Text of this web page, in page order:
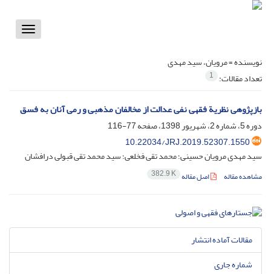
Toggle
نویسنده =مرویان، سید مهدی
تعداد مقالات: 1
بازپژوهی نظریة فقهی نفی عدالت از مخالفان مذهبی و رمی آنان به فسق
دوره 5، شماره 2، شهریور 1398، صفحه
77-116
10.22034/JRJ.2019.52307.1550
سید مهدی مرویان حسینی؛ محمد تقی فخلعی؛ سید محمد تقی قبولی درافشان
مشاهده مقاله اصل مقاله 382.9 K
مقالات آماده انتشار
شماره جاری